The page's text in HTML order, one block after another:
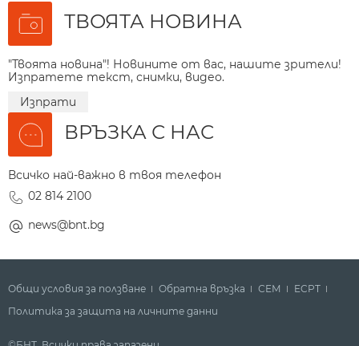
ТВОЯТА НОВИНА
"Твоята новина"! Новините от вас, нашите зрители!
Изпратете текст, снимки, видео.
Изпрати
ВРЪЗКА С НАС
Всичко най-важно в твоя телефон
02 814 2100
news@bnt.bg
Общи условия за ползване Обратна връзка СЕМ
ECPT
Политика за защита на личните данни